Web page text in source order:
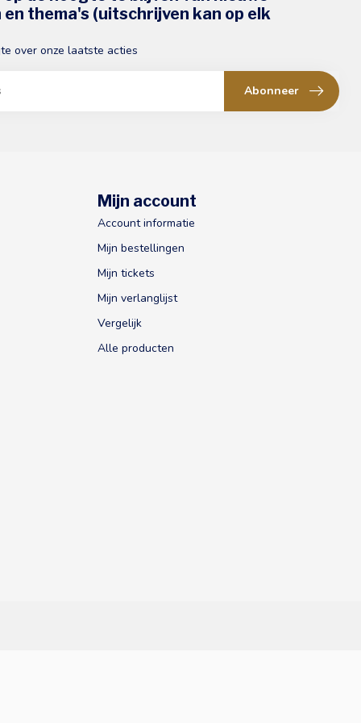
thema's (uitschrijven kan op elk
over onze laatste acties
Abonneer
Mijn account
Account informatie
Mijn bestellingen
Mijn tickets
Mijn verlanglijst
Vergelijk
Alle producten